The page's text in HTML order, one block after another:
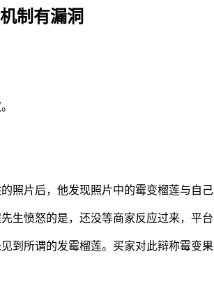
制有漏洞
照片后，他发现照片中的霉变榴莲与自己
愤怒的是，还没等商家反应过来，平
到所谓的发霉榴莲。买家对此辩称霉变果